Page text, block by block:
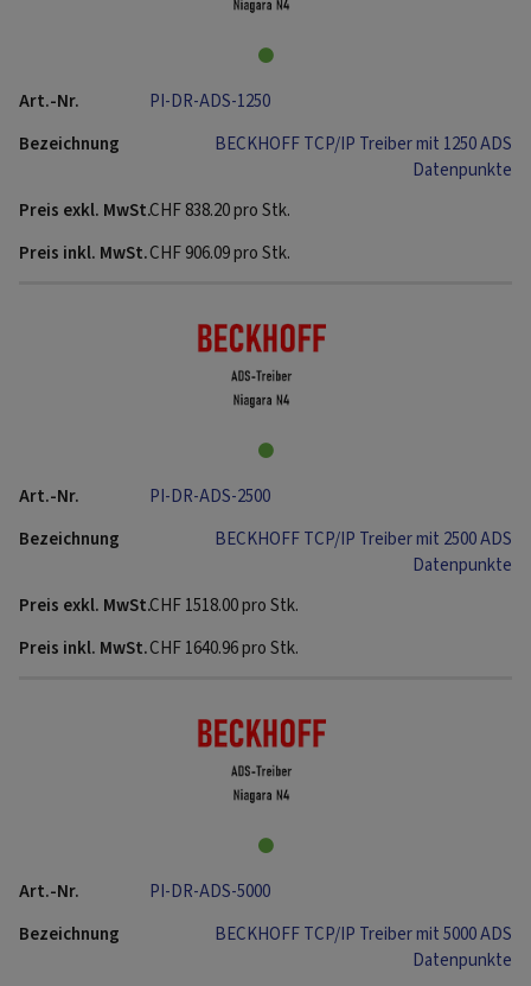
PI-DR-ADS-1250
BECKHOFF TCP/IP Treiber mit 1250 ADS
Datenpunkte
CHF838.20pro Stk.
CHF906.09pro Stk.
PI-DR-ADS-2500
BECKHOFF TCP/IP Treiber mit 2500 ADS
Datenpunkte
CHF1518.00pro Stk.
CHF1640.96pro Stk.
PI-DR-ADS-5000
BECKHOFF TCP/IP Treiber mit 5000 ADS
Datenpunkte